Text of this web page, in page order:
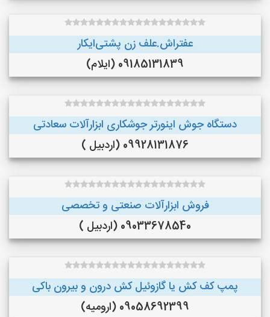
عفتراش.علف زن پشتی‌ایکار
09185131839 (ایلام)
دستگاه جوش اینورتر جوشکاری ابزارآلات سعادتی
09928131876 (اردبیل )
فروش ابزارآلات صنعتی و تخصصی
09033678540 (اردبیل )
پمپ کف کش یا گازوئیل کش درون و بیرون باکی
09058692399 (ارومیه)